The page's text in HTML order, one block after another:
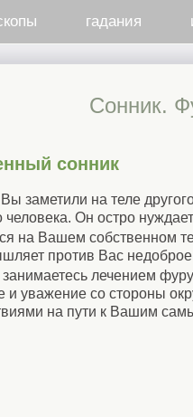
гадания
Cонник.
сонник
заметили на теле
человека. Он остро
на Вашем собственном
против Вас
лечением
и уважение со стороны
на пути к Вашим